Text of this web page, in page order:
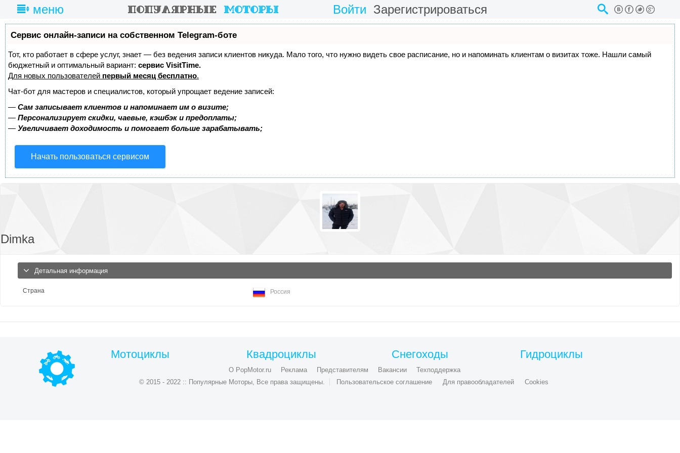
меню Войти Зарегистрироваться
Сервис онлайн-записи на собственном Telegram-боте
Тот, кто работает в сфере услуг, знает — без ведения записи клиентов никуда. Мало того, что нужно видеть свое расписание, но и напоминать клиентам о визитах тоже. Нашли самый
бюджетный и оптимальный вариант: сервис VisitTime.
Для новых пользователей первый месяц бесплатно.
Чат-бот для мастеров и специалистов, который упрощает ведение записей:
— Сам записывает клиентов и напоминает им о визите;
— Персонализирует скидки, чаевые, кэшбэк и предоплаты;
— Увеличивает доходимость и помогает больше зарабатывать;
Начать пользоваться сервисом
Dimka
Детальная информация
Страна Россия
Мотоциклы Квадроциклы Снегоходы Гидроциклы
О PopMotor.ru Реклама Представителям Вакансии
Техподдержка
© 2015 - 2022 :: Популярные Моторы, Все права защищены.
Пользовательское соглашение Для правообладателей Cookies